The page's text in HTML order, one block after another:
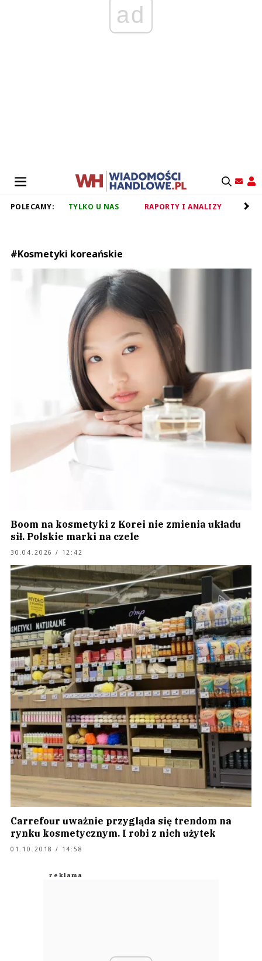
ad
POLECAMY: TYLKO U NAS RAPORTY I ANALIZY
#Kosmetyki koreańskie
Boom na kosmetyki z Korei nie zmienia układu
sił. Polskie marki na czele
30.04.2026 / 12:42
Carrefour uważnie przygląda się trendom na
rynku kosmetycznym. I robi z nich użytek
01.10.2018 / 14:58